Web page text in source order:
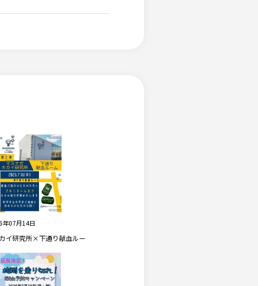
年07月14日
イ研究所×下通り献血ルー